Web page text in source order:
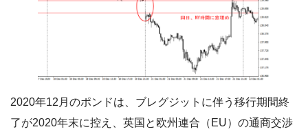
2020年12月のポンドは、ブレグジットに伴う移行期間終
了が2020年末に控え、英国と欧州連合（EU）の通商交渉